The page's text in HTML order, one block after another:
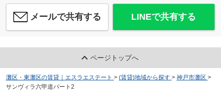
メールで共有する LINEで共有する
ページトップへ
灘区・東灘区の賃貸｜エスラエステート > (賃貸)地域から探す > 神戸市灘区 >
サンヴィラ六甲道パート2